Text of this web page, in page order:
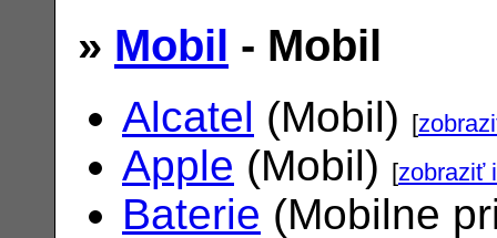
» Mobil - Mobil
Alcatel (Mobil) [
Apple (Mobil) [zobraziť
Baterie (Mobilne